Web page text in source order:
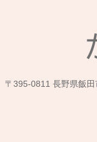
〒395-0811 長野県飯